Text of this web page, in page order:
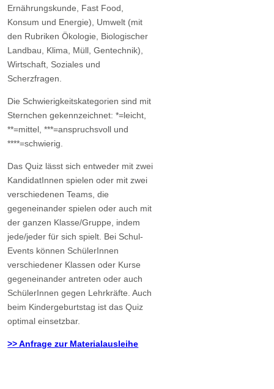
Ernährungskunde, Fast Food,
Konsum und Energie), Umwelt (mit
den Rubriken Ökologie, Biologischer
Landbau, Klima, Müll, Gentechnik),
Wirtschaft, Soziales und
Scherzfragen.
Die Schwierigkeitskategorien sind mit
Sternchen gekennzeichnet: *=leicht,
**=mittel, ***=anspruchsvoll und
****=schwierig.
Das Quiz lässt sich entweder mit zwei
KandidatInnen spielen oder mit zwei
verschiedenen Teams, die
gegeneinander spielen oder auch mit
der ganzen Klasse/Gruppe, indem
jede/jeder für sich spielt. Bei Schul-
Events können SchülerInnen
verschiedener Klassen oder Kurse
gegeneinander antreten oder auch
SchülerInnen gegen Lehrkräfte. Auch
beim Kindergeburtstag ist das Quiz
optimal einsetzbar.
>> Anfrage zur Materialausleihe